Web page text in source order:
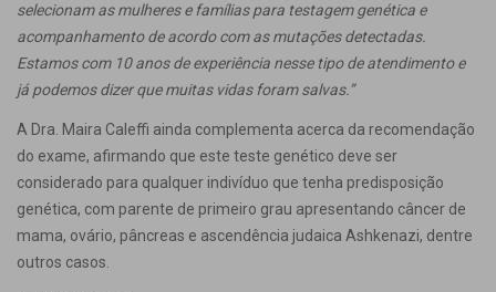
selecionam as mulheres e famílias para testagem genética e
acompanhamento de acordo com as mutações detectadas.
Estamos com 10 anos de experiência nesse tipo de atendimento e
já podemos dizer que muitas vidas foram salvas.”
A Dra. Maira Caleffi ainda complementa acerca da recomendação
do exame, afirmando que este teste genético deve ser
considerado para qualquer indivíduo que tenha predisposição
genética, com parente de primeiro grau apresentando câncer de
mama, ovário, pâncreas e ascendência judaica Ashkenazi, dentre
outros casos.